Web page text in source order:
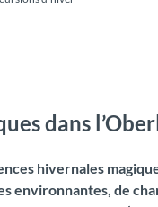
dans
hivernales
environnantes, de